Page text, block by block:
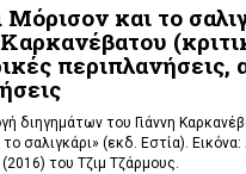
και το
περιπλανήσεις,
διηγημάτων του Γιάννη
σαλιγκάρι» (εκδ. Εστία). Εικόνα:
του Τζιμ Τζάρμους.